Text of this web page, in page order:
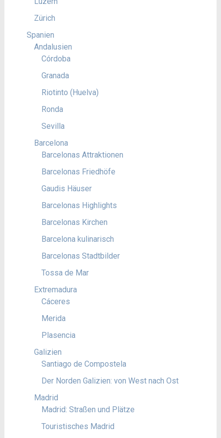
Zürich
Spanien
Andalusien
Córdoba
Granada
Riotinto (Huelva)
Ronda
Sevilla
Barcelona
Barcelonas Attraktionen
Barcelonas Friedhöfe
Gaudis Häuser
Barcelonas Highlights
Barcelonas Kirchen
Barcelona kulinarisch
Barcelonas Stadtbilder
Tossa de Mar
Extremadura
Cáceres
Merida
Plasencia
Galizien
Santiago de Compostela
Der Norden Galizien: von West nach Ost
Madrid
Madrid: Straßen und Plätze
Touristisches Madrid